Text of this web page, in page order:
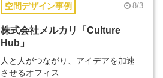
空間デザイン事例 8/3
株式会社メルカリ「Culture
Hub」
人と人がつながり、アイデアを加速
させるオフィス